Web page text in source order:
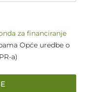
za financiranje
Opće uredbe o
a)